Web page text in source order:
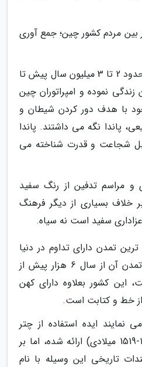
بین مردم کشور چین؛ جمع آوری
پاندای بزرگ چینی از حدود 2 تا 3 میلیون سال پیش تا
زندگی نموده و امپراتوران چین
با هدف دور کردن شیطان و
پاندا نگه می داشتند. پاندا
شجاعت و قدرت شناخته می
و مراسم تدفین از رنگ سفید
خلاف بسیاری از دیگر فرهنگ
سفید است نه سیاه.
تمدن دارای تداوم در دنیا
شناخته می گردد که تمدن آن از سال 6 هزار پیش از
این کشور بعلاوه دارای کهن
از خط و کتابت است.
نمایند ایده استفاده از چتر
نجات به وسیله (1452-1519 میلادی) ارائه شده، اما بر
تاریخی این وسیله با نام